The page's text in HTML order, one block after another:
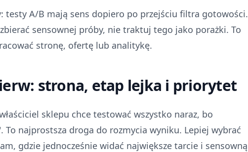
testy A/B mają sens dopiero po przejściu filtra gotowości.
zbierać sensownej próby, nie traktuj tego jako porażki. To
stronę, ofertę lub analitykę.
strona, etap lejka i priorytet
sklepu chce testować wszystko naraz, bo
To najprostsza droga do rozmycia wyniku. Lepiej wybrać
gdzie jednocześnie widać największe tarcie i sensowną